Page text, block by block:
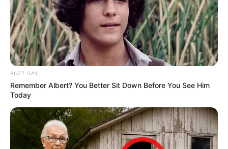
BUZZ DAY
Remember Albert? You Better Sit Down Before You See Him
Today